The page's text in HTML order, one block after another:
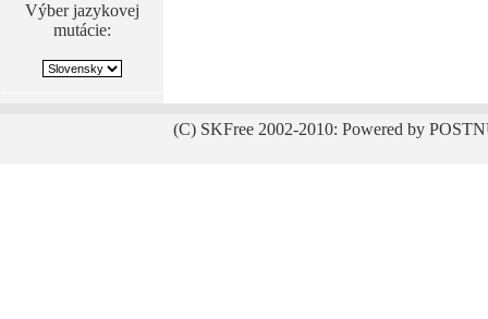
Výber jazykovej
mutácie:
(C) SKFree 2002-2010: Powered by